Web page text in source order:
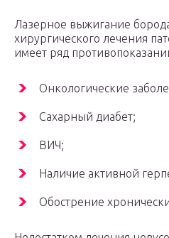
Лазерное выжигание
хирургического лечения
имеет ряд
Онкологические
Сахарный диабет;
ВИЧ;
Наличие активной
Обострение